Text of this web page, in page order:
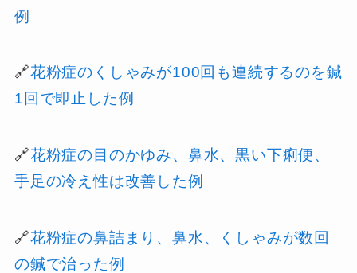
例
🔗花粉症のくしゃみが100回も連続するのを鍼
1回で即止した例
🔗花粉症の目のかゆみ、鼻水、黒い下痢便、
手足の冷え性は改善した例
🔗花粉症の鼻詰まり、鼻水、くしゃみが数回
の鍼で治った例